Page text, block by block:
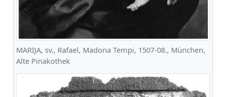
MARIJA, sv., Rafael, Madona Tempi, 1507-08., München,
Alte Pinakothek